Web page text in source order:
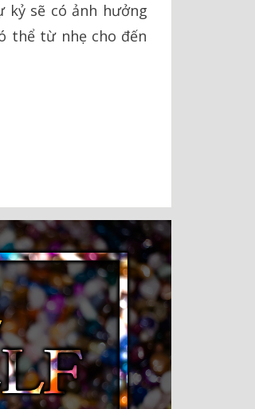
kỷ sẽ có ảnh hưởng
thể từ nhẹ cho đến